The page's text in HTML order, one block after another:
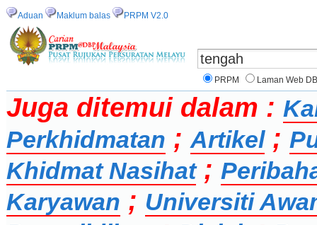
Aduan Maklum balas PRPM V2.0
PRPM Laman Web
Juga ditemui dalam :
Perkhidmatan ; Artikel;
Khidmat Nasihat;
Karyawan ; Universiti